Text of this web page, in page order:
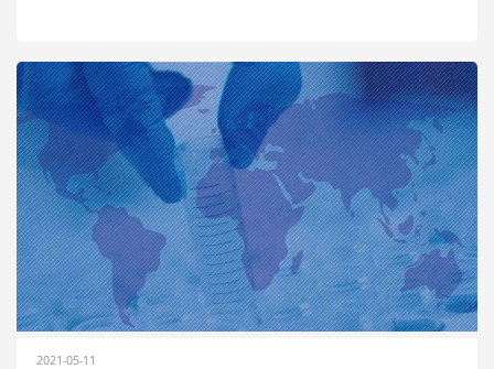
2021-05-11